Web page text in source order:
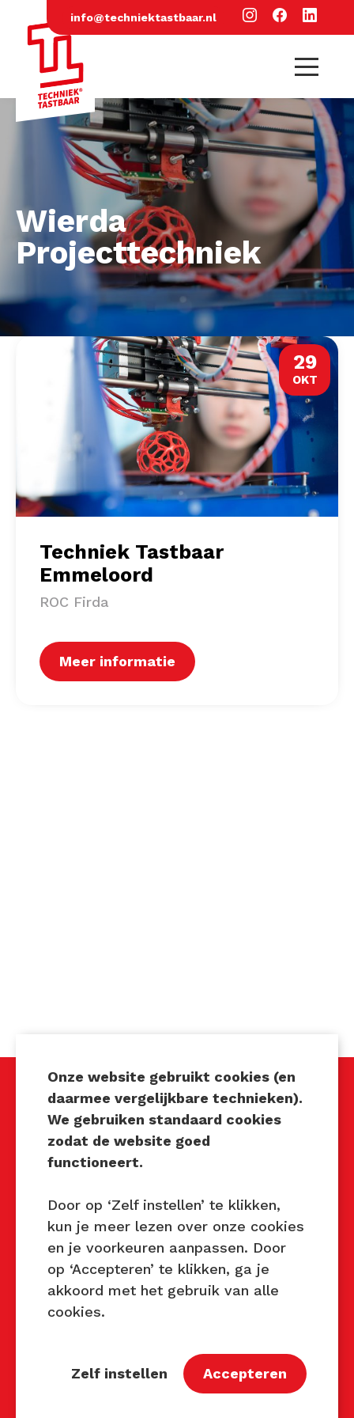
info@techniektastbaar.nl
Wierda
Projecttechniek
29
OKT
Techniek Tastbaar
Emmeloord
ROC Firda
Meer informatie
Techniek Tastbaar
Mocht u interesse hebben om
vragen over dit evenement,
neem dan contact met ons op
via de gegevens.
Privacy Beleid
Disclaimer
Onze website gebruikt cookies (en
daarmee vergelijkbare technieken).
We gebruiken standaard cookies
zodat de website goed
functioneert.
Door op ‘Zelf instellen’ te klikken,
kun je meer lezen over onze cookies
en je voorkeuren aanpassen. Door
op ‘Accepteren’ te klikken, ga je
akkoord met het gebruik van alle
cookies.
Zelf instellen Accepteren